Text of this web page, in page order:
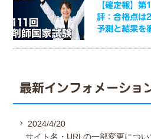
【確定報】
評：合格点は
予測と結果を
最新インフォメーショ
2024/4/20
サイト名・URLの一部変更につい